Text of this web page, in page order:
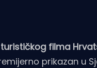
filma
prikazan u